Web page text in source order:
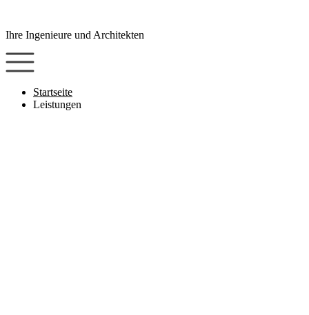
wechseln
Ihre Ingenieure und Architekten
Startseite
Leistungen